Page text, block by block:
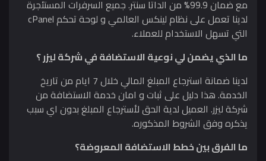
مع ضمان 99.9% من الداتا سنتر. جميع السرفرات المستئجرة
لدينا تعمل على نظام لينكس العالمي و لوحة تحكم cPanel
التي تسهل الاستخدام للعملاء.
ما الذي يضمن لي نوعية الاستضافة في شركة ليزر ؟
لدينا ضمانة استرجاع المبلغ المالي خلال 7 ايام من تاريخ
الخدمة. هذا دليل على ثبات و امان خدمة الاستضافة من
شركة ليزر. العميل لدية الحق لأسترجاع المبلغ بدون اي سبب
يذكره وفق الشروط المذكوره.
ما الفرق بين خطط الاستضافة المعروضة؟